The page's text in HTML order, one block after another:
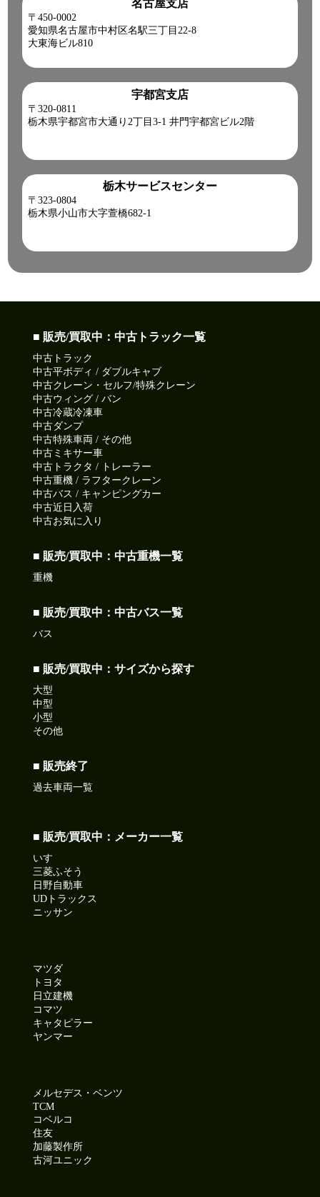
名古屋支店
〒450-0002
愛知県名古屋市中村区名駅三丁目22-8
大東海ビル810
宇都宮支店
〒320-0811
栃木県宇都宮市大通り2丁目3-1 井門宇都宮ビル2階
栃木サービスセンター
〒323-0804
栃木県小山市大字萱橋682-1
■ 販売/買取中：中古トラック一覧
中古トラック
中古平ボディ / ダブルキャブ
中古クレーン・セルフ/特殊クレーン
中古ウィング / バン
中古冷蔵冷凍車
中古ダンプ
中古特殊車両 / その他
中古ミキサー車
中古トラクタ / トレーラー
中古重機 / ラフタークレーン
中古バス / キャンピングカー
中古近日入荷
中古お気に入り
■ 販売/買取中：中古重機一覧
重機
■ 販売/買取中：中古バス一覧
バス
■ 販売/買取中：サイズから探す
大型
中型
小型
その他
■ 販売終了
過去車両一覧
■ 販売/買取中：メーカー一覧
いすゞ
三菱ふそう
日野自動車
UDトラックス
ニッサン
マツダ
トヨタ
日立建機
コマツ
キャタピラー
ヤンマー
メルセデス・ベンツ
TCM
コベルコ
住友
加藤製作所
古河ユニック